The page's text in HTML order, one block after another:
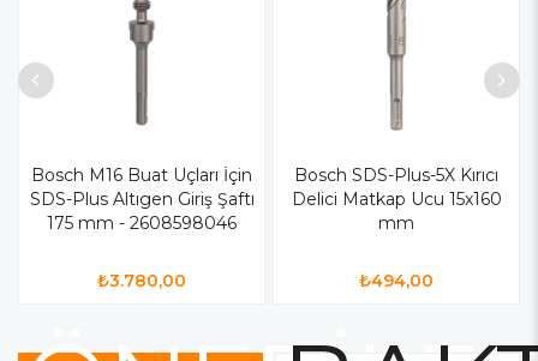
Bosch M16 Buat Uçları İçin
SDS-Plus Altıgen Giriş Şaftı
175 mm - 2608598046
₺3.780,00
Bosch SDS-Plus-5X Kırıcı
Delici Matkap Ucu 15x160
mm
₺494,00